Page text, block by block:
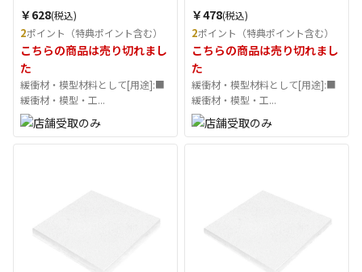
￥628(税込)
2ポイント（特典ポイント含む）
こちらの商品は売り切れまし
た
緩衝材・模型材料として[用途]:■
緩衝材・模型・工...
￥478(税込)
2ポイント（特典ポイント含む）
こちらの商品は売り切れまし
た
緩衝材・模型材料として[用途]:■
緩衝材・模型・工...